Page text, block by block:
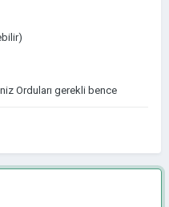
Orduları gerekli bence